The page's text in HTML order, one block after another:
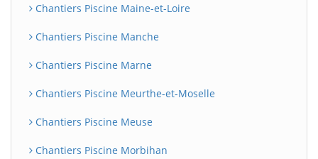
Chantiers Piscine Maine-et-Loire
Chantiers Piscine Manche
Chantiers Piscine Marne
Chantiers Piscine Meurthe-et-Moselle
Chantiers Piscine Meuse
Chantiers Piscine Morbihan